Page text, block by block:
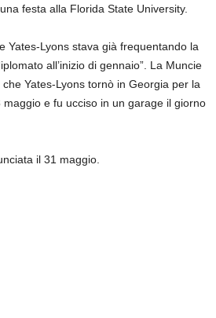
festa alla Florida State University.
Yates-Lyons stava già frequentando la
all’inizio di gennaio”. La Muncie
che Yates-Lyons tornò in Georgia per la
e fu ucciso in un garage il giorno
il 31 maggio.